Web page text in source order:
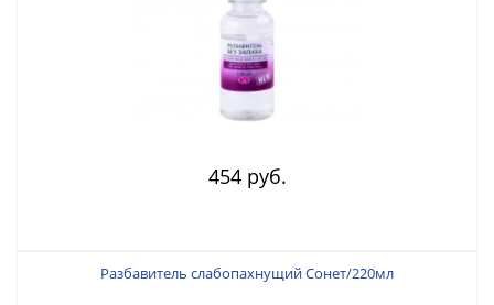
454 руб.
Разбавитель слабопахнущий Сонет/220мл